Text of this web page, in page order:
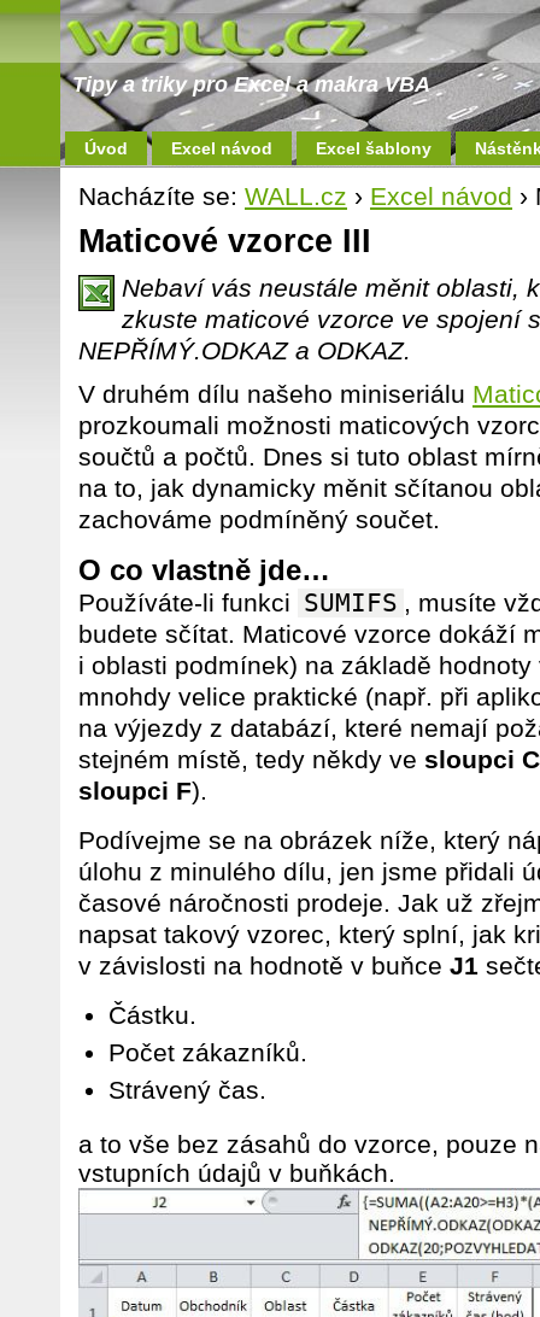
Tipy a triky pro Excel a makra VBA
Úvod Excel návod Excel šablony
Nacházíte se: WALL.cz › Excel návod ›
Maticové vzorce III
Nebaví vás neustále měnit oblasti,
zkuste maticové vzorce ve spojení
NEPŘÍMÝ.ODKAZ a ODKAZ.
V druhém dílu našeho miniseriálu
prozkoumali možnosti maticových
součtů a počtů. Dnes si tuto oblast
na to, jak dynamicky měnit sčítanou
zachováme podmíněný součet.
O co vlastně jde…
Používáte-li funkci SUMIFS , musíte
budete sčítat. Maticové vzorce dokáží
i oblasti podmínek) na základě
mnohdy velice praktické (např. při
na výjezdy z databází, které nemají
stejném místě, tedy někdy ve sloupci C
sloupci F).
Podívejme se na obrázek níže, který
úlohu z minulého dílu, jen jsme přidali
časové náročnosti prodeje. Jak už
napsat takový vzorec, který splní, jak
v závislosti na hodnotě v buňce J1
Částku.
Počet zákazníků.
Strávený čas.
a to vše bez zásahů do vzorce, pouze
vstupních údajů v buňkách.